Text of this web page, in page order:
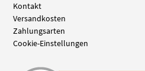
Kontakt
Versandkosten
Zahlungsarten
Cookie-Einstellungen